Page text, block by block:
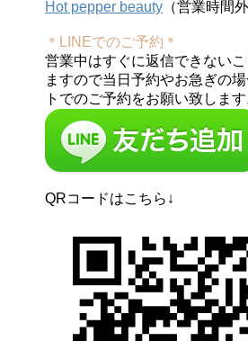
Hot pepper beauty （営業時間
＊LINEでのご予約＊
営業中はすぐに返信できない
ますので当日予約やお急ぎの
トでのご予約をお願い致します
QRコードはこちら↓